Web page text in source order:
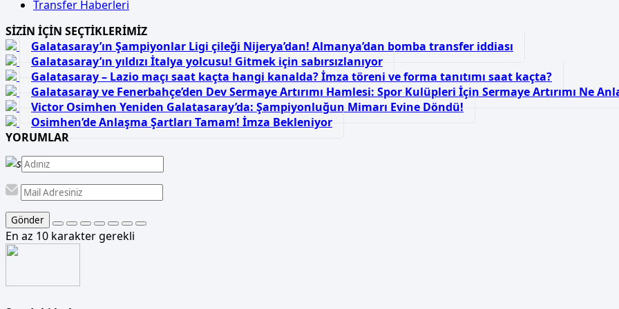
Transfer Haberleri
SİZİN İÇİN SEÇTİKLERİMİZ
Galatasaray’ın Şampiyonlar Ligi çileği Nijerya’dan! Almanya’dan bomba transfer iddiası
Galatasaray’ın yıldızı İtalya yolcusu! Gitmek için sabırsızlanıyor
Galatasaray – Lazio maçı saat kaçta hangi kanalda? İmza töreni ve forma tanıtımı saat kaçta?
Galatasaray ve Fenerbahçe’den Dev Sermaye Artırımı Hamlesi: Spor Kulüpleri İçin Sermaye Artırımı Ne
Victor Osimhen Yeniden Galatasaray’da: Şampiyonluğun Mimarı Evine Döndü!
Osimhen’de Anlaşma Şartları Tamam! İmza Bekleniyor
YORUMLAR
Gönder
En az 10 karakter gerekli